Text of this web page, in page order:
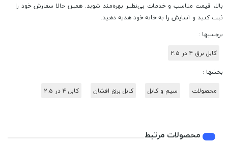
بالا، قیمت مناسب و خدمات بی‌نظیر بهره‌مند شوید. همین حالا سفارش خود را
ثبت کنید و آسایش را به خانه خود هدیه دهید.
برچسبها :
کابل برق 4 در 2.5
بخشها :
محصولات
سیم و کابل کابل برق افشان کابل 4 در 2.5
محصولات مرتبط